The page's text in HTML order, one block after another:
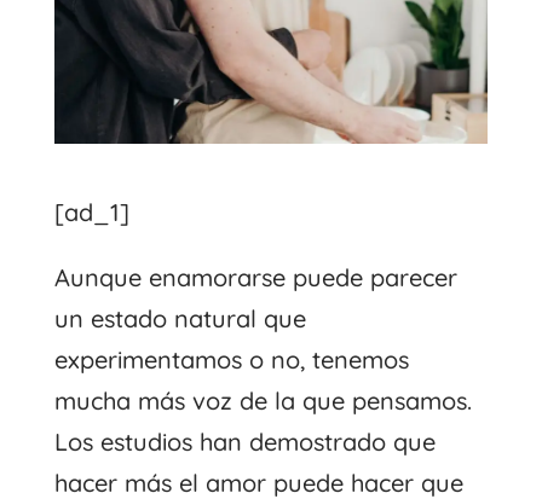
[ad_1]
Aunque enamorarse puede parecer
un estado natural que
experimentamos o no, tenemos
mucha más voz de la que pensamos.
Los estudios han demostrado que
hacer más el amor puede hacer que